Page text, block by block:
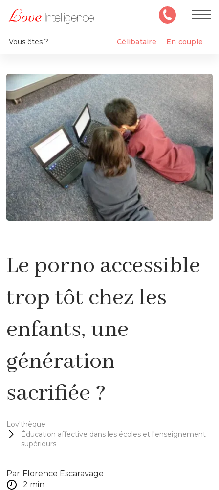
Vous êtes ? Célibataire En couple
Le porno accessible
trop tôt chez les
enfants, une
génération
sacrifiée ?
Lov'thèque
Éducation affective dans les écoles et l'enseignement
supérieurs
Par Florence Escaravage
2 min